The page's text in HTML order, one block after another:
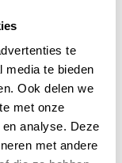
te
media te bieden
Ook delen we
met onze
analyse. Deze
met andere